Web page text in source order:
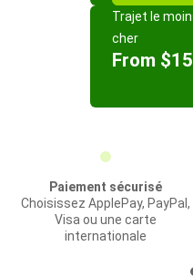
Trajet le
cher
From
Paiement sécurisé
Choisissez ApplePay, PayPal,
Visa ou une carte
internationale